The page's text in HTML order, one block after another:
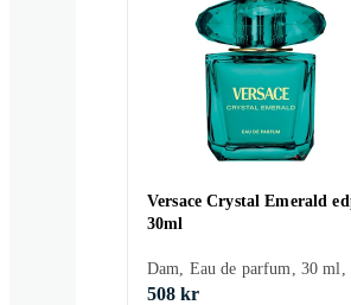
Versace Crystal Emerald
30ml
508 kr